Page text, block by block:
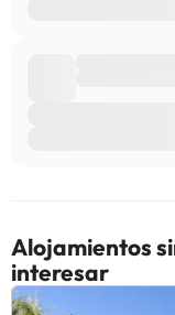
Alojamientos
interesar